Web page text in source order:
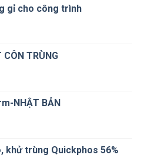
gỉ cho công trình
CÔN TRÙNG
NHẬT BẢN
khử trùng Quickphos 56%